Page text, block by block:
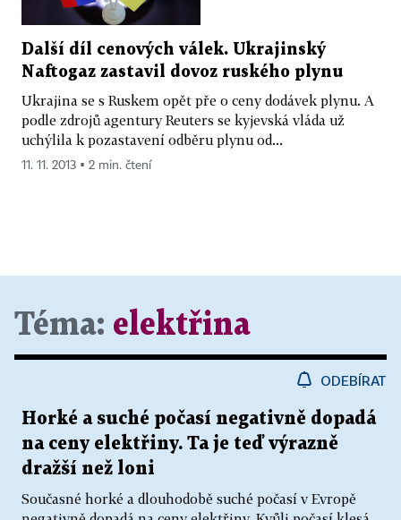
Další díl cenových válek. Ukrajinský
Naftogaz zastavil dovoz ruského plynu
Ukrajina se s Ruskem opět pře o ceny dodávek plynu. A
podle zdrojů agentury Reuters se kyjevská vláda už
uchýlila k pozastavení odběru plynu od...
11. 11. 2013 ▪ 2 min. čtení
Téma: elektřina
ODEBÍRAT
Horké a suché počasí negativně dopadá
na ceny elektřiny. Ta je teď výrazně
dražší než loni
Současné horké a dlouhodobě suché počasí v Evropě